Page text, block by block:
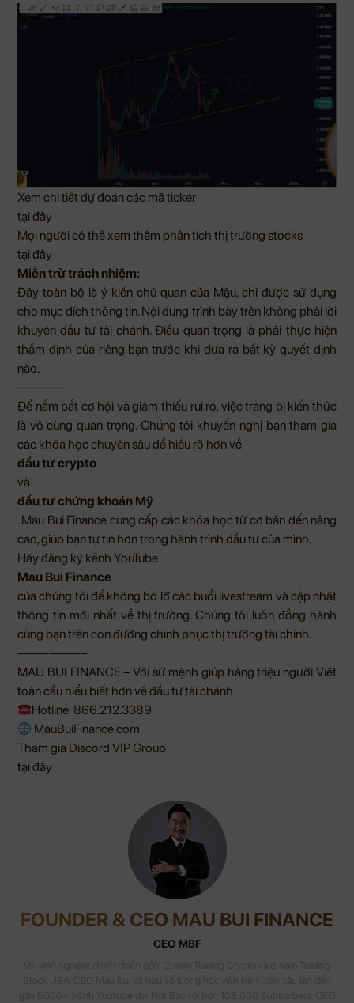
Xem chi tiết dự đoán các mã ticker
tại đây
Mọi người có thể xem thêm phân tích thị trường stocks
tại đây
Miễn trừ trách nhiệm:
Đây toàn bộ là ý kiến chủ quan của Mậu, chỉ được sử dụng
cho mục đích thông tin. Nội dung trình bày trên không phải lời
khuyên đầu tư tài chánh. Điều quan trọng là phải thực hiện
thẩm định của riêng bạn trước khi đưa ra bất kỳ quyết định
nào.
————-
Để nắm bắt cơ hội và giảm thiểu rủi ro, việc trang bị kiến thức
là vô cùng quan trọng. Chúng tôi khuyến nghị bạn tham gia
các khóa học chuyên sâu để hiểu rõ hơn về
đầu tư crypto
và
đầu tư chứng khoán Mỹ
.Mau Bui Finance cung cấp các khóa học từ cơ bản đến nâng
cao, giúp bạn tự tin hơn trong hành trình đầu tư của mình.
Hãy đăng ký kênh YouTube
Mau Bui Finance
của chúng tôi để không bỏ lỡ các buổi livestream và cập nhật
thông tin mới nhất về thị trường. Chúng tôi luôn đồng hành
cùng bạn trên con đường chinh phục thị trường tài chính.
——————–
MAU BUI FINANCE – Với sứ mệnh giúp hàng triệu người Việt
toàn cầu hiểu biết hơn về đầu tư tài chánh
Hotline: 866.212.3389
MauBuiFinance.com
Tham gia Discord VIP Group
tại đây
FOUNDER & CEO MAU BUI FINANCE
CEO MBF
Với kinh nghiệm chinh chiến gần 12 năm Trading Crypto và 8 năm Trading
Stock USA. CEO Mau Bui sở hữu số lượng học viên trên toàn cầu lên đến
gần 5000+, kênh Youtube đạt Nút Bạc với hơn 108,000 Subscribers. CEO